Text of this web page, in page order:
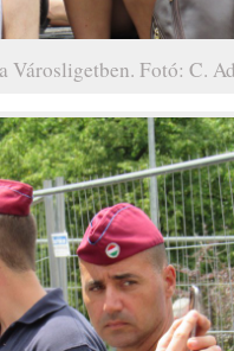
Városligetben. Fotó: C.